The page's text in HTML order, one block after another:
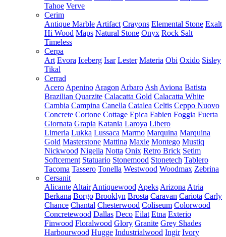
Tahoe Verve
Cerim
Antique Marble Artifact Crayons Elemental Stone Exalt
Hi Wood Maps Natural Stone Onyx Rock Salt
Timeless
Cerpa
Art Evora Iceberg Isar Lester Materia Obi Oxido Sisley
Tikal
Cerrad
Acero Apenino Aragon Arbaro Ash Aviona Batista
Brazilian Quarzite Calacatta Gold Calacatta White
Cambia Campina Canella Catalea Celtis Ceppo Nuovo
Concrete Cortone Cottage Epica Fabien Foggia Fuerta
Giornata Grapia Katania Laroya Libero
Limeria Lukka Lussaca Marmo Marquina Marquina
Gold Masterstone Mattina Maxie Montego Mustiq
Nickwood Nigella Notta Onix Retro Brick Setim
Softcement Statuario Stonemood Stonetech Tablero
Tacoma Tassero Tonella Westwood Woodmax Zebrina
Cersanit
Alicante Altair Antiquewood Apeks Arizona Atria
Berkana Borgo Brooklyn Brosta Caravan Cariota Carly
Chance Chantal Chesterwood Coliseum Colorwood
Concretewood Dallas Deco Eilat Etna Exterio
Finwood Floralwood Glory Granite Grey Shades
Harbourwood Hugge Industrialwood Ingir Ivory